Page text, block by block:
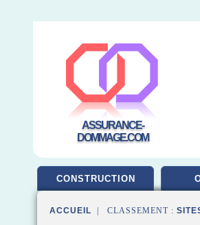
ASSURANCE-
DOMMAGE.COM
CONSTRUCTION
ACCUEIL | CLASSEMENT :